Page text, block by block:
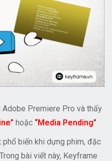
Premiere Pro và thấy
hoặc “Media Pending”
biến khi dựng phim, đặc
bài viết này, Keyframe